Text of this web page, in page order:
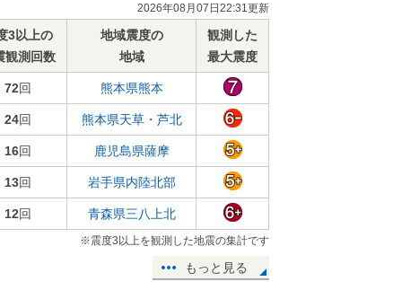
2026年08月07日22:31更新
3以上の
観測回数
地域震度の
地域
観測した
最大震度
72回 熊本県熊本
24回 熊本県天草・芦北
16回 鹿児島県薩摩
13回 岩手県内陸北部
12回 青森県三八上北
※震度3以上を観測した地震の集計です
もっと見る